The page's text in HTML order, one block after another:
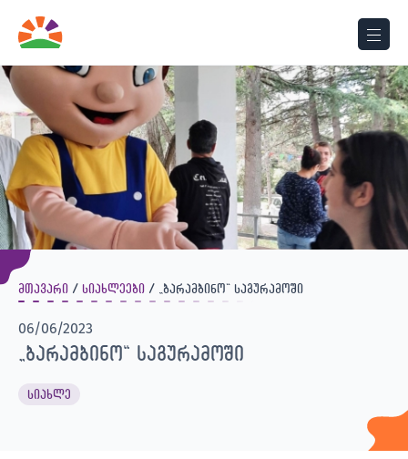
მთავარი სიახლეები „ბარამბინო“ საგურამოში
06/06/2023
„ბარამბინო“ საგურამოში
სიახლე